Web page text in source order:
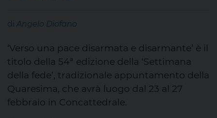
di Angelo Diofano
‘Verso una pace disarmata e disarmante’ è il
titolo della 54ª edizione della ‘Settimana
della fede’, tradizionale appuntamento della
Quaresima, che avrà luogo dal 23 al 27
febbraio in Concattedrale.